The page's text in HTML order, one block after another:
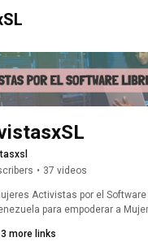
• 37 videos
Activistas por el Software
para empoderar a
t.me/aprendiendoentremanas
more links